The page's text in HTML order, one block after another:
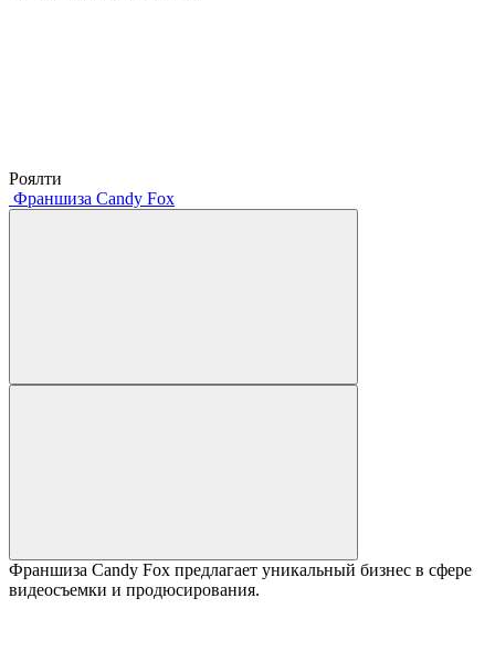
Роялти
Франшиза Candy Fox
Франшиза Candy Fox предлагает уникальный бизнес в сфере
видеосъемки и продюсирования.